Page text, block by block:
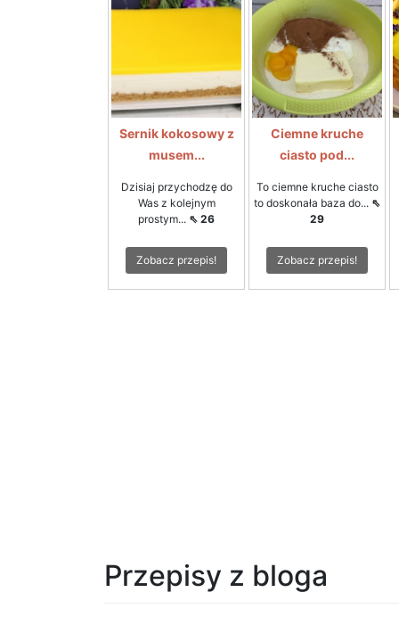
Sernik kokosowy z
musem...
Dzisiaj przychodzę do
Was z kolejnym
prostym... ⇖ 26
Zobacz przepis!
Ciemne kruche
ciasto pod...
To ciemne kruche ciasto
to doskonała baza do... ⇖
29
Zobacz przepis!
Przepisy z bloga